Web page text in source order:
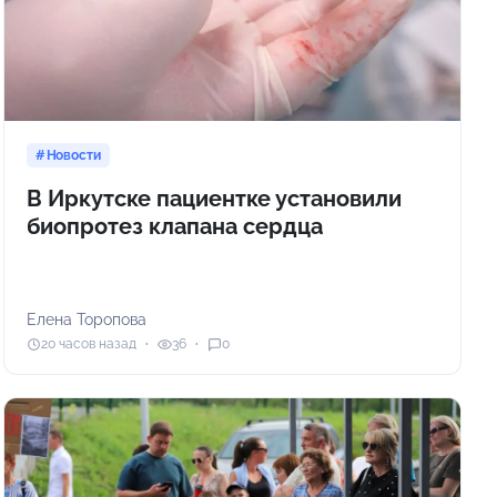
Новости
В Иркутске пациентке установили
биопротез клапана сердца
Елена Торопова
20 часов назад 36 0